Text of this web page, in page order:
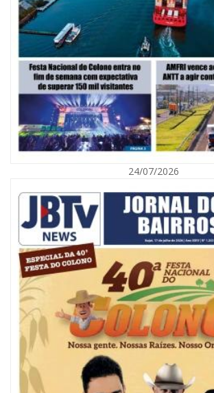
08/08/2026 | 07:00
Saúde de BC abre inscrições para Oficina Regional
Vigilância Sanitária
PENHA
24/07/2026